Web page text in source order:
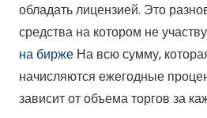
обладать лицензией. Это
средства на котором не
на бирже На всю сумму,
начисляются ежегодные
зависит от объема торгов за